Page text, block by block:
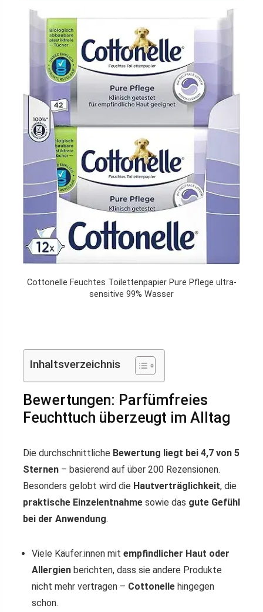
Cottonelle Feuchtes Toilettenpapier Pure Pflege ultra-
sensitive 99% Wasser
Inhaltsverzeichnis
Bewertungen: Parfümfreies
Feuchttuch überzeugt im Alltag
Die durchschnittliche Bewertung liegt bei 4,7 von 5
Sternen – basierend auf über 200 Rezensionen.
Besonders gelobt wird die Hautverträglichkeit, die
praktische Einzelentnahme sowie das gute Gefühl
bei der Anwendung.
Viele Käufer:innen mit empfindlicher Haut oder
Allergien berichten, dass sie andere Produkte
nicht mehr vertragen – Cottonelle hingegen
schon.